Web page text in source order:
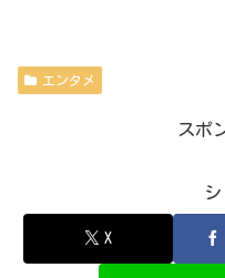
エンタメ
スポ
X